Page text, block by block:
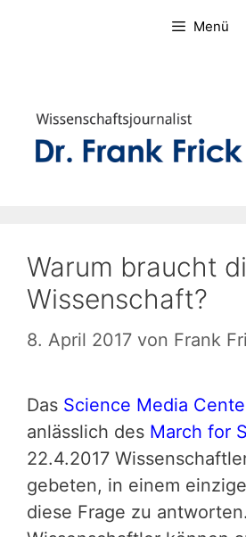
Menü
Warum braucht
Wissenschaft?
8. April 2017 von Frank
Das Science Media
anlässlich des March for
22.4.2017
gebeten, in einem
diese Frage zu